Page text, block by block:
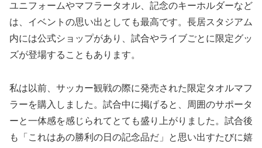
ユニフォームやマフラータオル、記念のキーホルダーなど
は、イベントの思い出としても最高です。長居スタジアム
内には公式ショップがあり、試合やライブごとに限定グッ
ズが登場することもあります。
私は以前、サッカー観戦の際に発売された限定タオルマフ
ラーを購入しました。試合中に掲げると、周囲のサポータ
ーと一体感を感じられてとても盛り上がりました。試合後
も「これはあの勝利の日の記念品だ」と思い出すたびに嬉